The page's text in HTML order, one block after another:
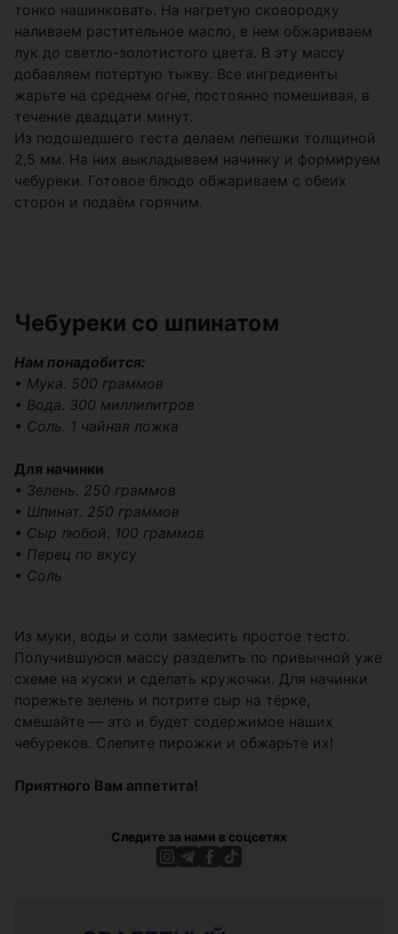
тонко нашинковать. На нагретую сковородку
наливаем растительное масло, в нем обжариваем
лук до светло-золотистого цвета. В эту массу
добавляем потертую тыкву. Все ингредиенты
жарьте на среднем огне, постоянно помешивая, в
течение двадцати минут.
Из подошедшего теста делаем лепешки толщиной
2,5 мм. На них выкладываем начинку и формируем
чебуреки. Готовое блюдо обжариваем с обеих
сторон и подаём горячим.
Чебуреки со шпинатом
Нам понадобится:
• Мука. 500 граммов
• Вода. 300 миллилитров
• Соль. 1 чайная ложка
Для начинки
• Зелень. 250 граммов
• Шпинат. 250 граммов
• Сыр любой. 100 граммов
• Перец по вкусу
• Соль
Из муки, воды и соли замесить простое тесто.
Получившуюся массу разделить по привычной уже
схеме на куски и сделать кружочки. Для начинки
порежьте зелень и потрите сыр на тёрке,
смешайте — это и будет содержимое наших
чебуреков. Слепите пирожки и обжарьте их!
Приятного Вам аппетита!
Следите за нами в соцсетях